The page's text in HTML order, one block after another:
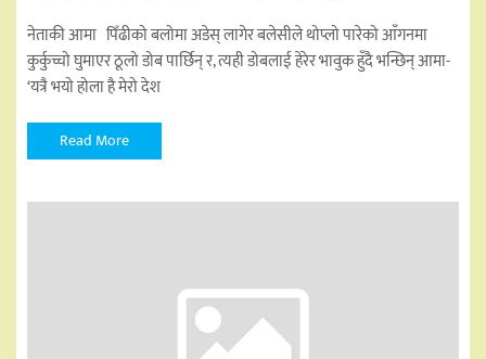
नेताकी आमा पिँढीको बलोमा अडेस् लागेर बलेसीले थोप्लो पारेको आँगनमा
कुर्कुच्चो घुमाएर ठूलो डोब पार्छिन् र, त्यही डोबलाई हेरेर भावुक हुँदै भन्छिन् आमा-
‘यत्रै भयो होला है मेरो देश
Read More